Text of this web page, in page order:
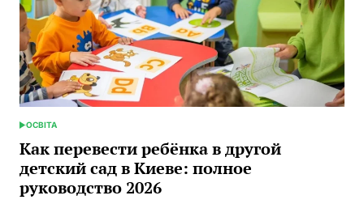
ОПУБЛИКОВАНО
В
ОСВІТА
Как перевести ребёнка в другой
детский сад в Киеве: полное
руководство 2026